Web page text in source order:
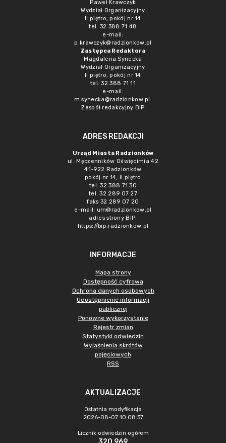
Paweł Krawczyk
Wydział Organizacyjny
II piętro, pokój nr 14
tel. 32 388 71 48
e-mail:
p.krawczyk@radzionkow.pl
Zastępca Redaktora
Magdalena Synecka
Wydział Organizacyjny
II piętro, pokój nr 14
tel. 32 388 71 11
e-mail:
m.synecka@radzionkow.pl
Zespół redakcyjny BIP
ADRES REDAKCJI
Urząd Miasta Radzionków
ul. Męczenników Oświęcimia 42
41-922 Radzionków
pokój nr 14, II piętro
tel. 32 388 71 30
tel. 32 289 07 27
faks 32 289 07 20
e-mail: um@radzionkow.pl
adres strony BIP:
https://bip.radzionkow.pl
INFORMACJE
Mapa strony
Dostępność cyfrowa
Ochrona danych osobowych
Udostępnienie informacji
publicznej
Ponowne wykorzystanie
Rejestr zmian
Statystyki odwiedzin
Wyjaśnienia skrótów
pojęciowych
RSS
AKTUALIZACJE
Ostatnia modyfikacja
2026-08-07 10:08:37
Licznik odwiedzin ogółem